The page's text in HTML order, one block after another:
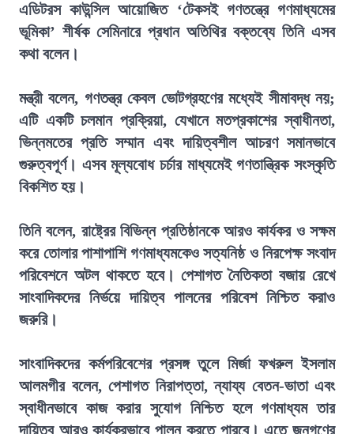
এডিটরস কাউন্সিল আয়োজিত ‘টেকসই গণতন্ত্রে গণমাধ্যমের
ভূমিকা’ শীর্ষক সেমিনারে প্রধান অতিথির বক্তব্যে তিনি এসব
কথা বলেন।
মন্ত্রী বলেন, গণতন্ত্র কেবল ভোটগ্রহণের মধ্যেই সীমাবদ্ধ নয়;
এটি একটি চলমান প্রক্রিয়া, যেখানে মতপ্রকাশের স্বাধীনতা,
ভিন্নমতের প্রতি সম্মান এবং দায়িত্বশীল আচরণ সমানভাবে
গুরুত্বপূর্ণ। এসব মূল্যবোধ চর্চার মাধ্যমেই গণতান্ত্রিক সংস্কৃতি
বিকশিত হয়।
তিনি বলেন, রাষ্ট্রের বিভিন্ন প্রতিষ্ঠানকে আরও কার্যকর ও সক্ষম
করে তোলার পাশাপাশি গণমাধ্যমকেও সত্যনিষ্ঠ ও নিরপেক্ষ সংবাদ
পরিবেশনে অটল থাকতে হবে। পেশাগত নৈতিকতা বজায় রেখে
সাংবাদিকদের নির্ভয়ে দায়িত্ব পালনের পরিবেশ নিশ্চিত করাও
জরুরি।
সাংবাদিকদের কর্মপরিবেশের প্রসঙ্গ তুলে মির্জা ফখরুল ইসলাম
আলমগীর বলেন, পেশাগত নিরাপত্তা, ন্যায্য বেতন-ভাতা এবং
স্বাধীনভাবে কাজ করার সুযোগ নিশ্চিত হলে গণমাধ্যম তার
দায়িত্ব আরও কার্যকরভাবে পালন করতে পারবে। এতে জনগণের